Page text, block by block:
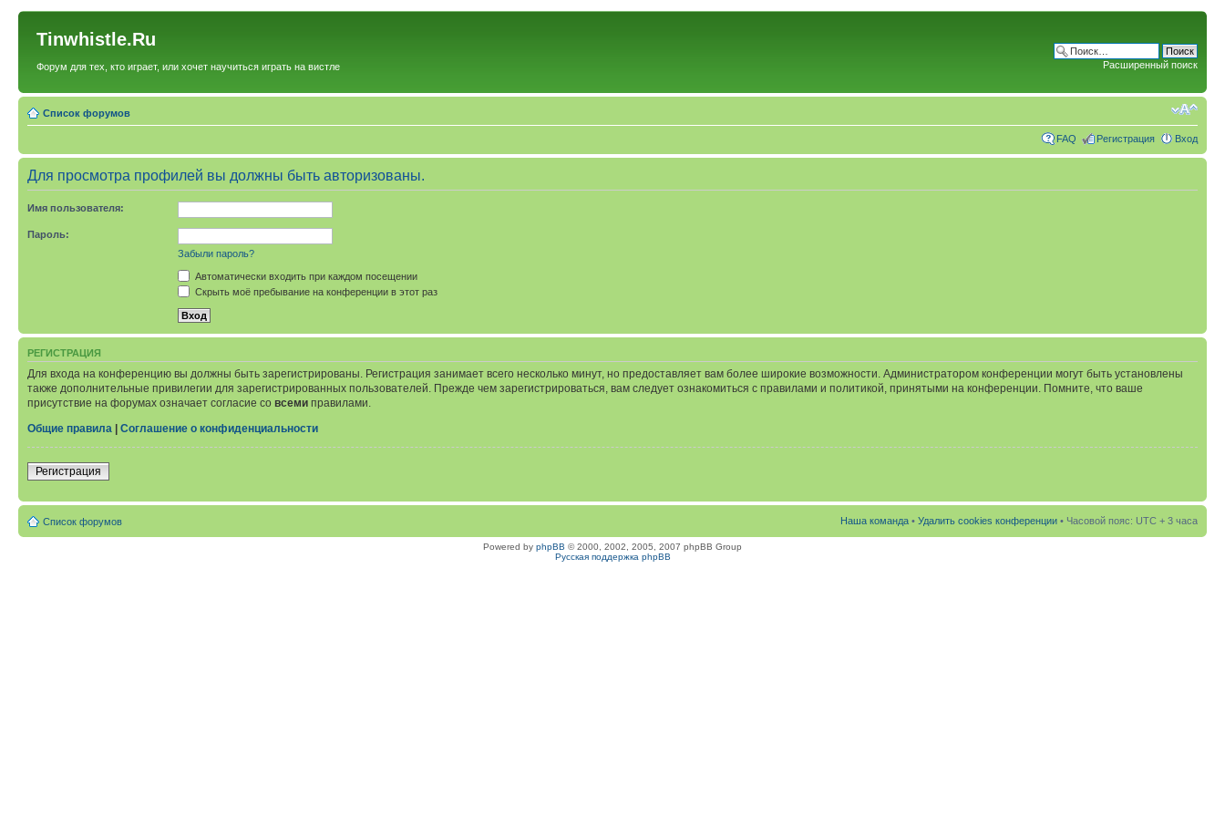
Tinwhistle.Ru
Форум для тех, кто играет, или хочет научиться играть на вистле Расширенный поиск
Список форумов
FAQ Регистрация Вход
Для просмотра профилей вы должны быть авторизованы.
Имя пользователя:
Пароль:
Забыли пароль?
Автоматически входить при каждом посещении
Скрыть моё пребывание на конференции в этот раз
РЕГИСТРАЦИЯ
Для входа на конференцию вы должны быть зарегистрированы. Регистрация занимает всего несколько минут, но предоставляет вам более широкие возможности. Администратором конференции могут быть установлены
также дополнительные привилегии для зарегистрированных пользователей. Прежде чем зарегистрироваться, вам следует ознакомиться с правилами и политикой, принятыми на конференции. Помните, что ваше
присутствие на форумах означает согласие со всеми правилами.
Общие правила
Соглашение о конфиденциальности
Регистрация
Список форумов Наша команда • Удалить cookies конференции • Часовой пояс: UTC + 3 часа
Powered by phpBB © 2000, 2002, 2005, 2007 phpBB Group
Русская поддержка phpBB